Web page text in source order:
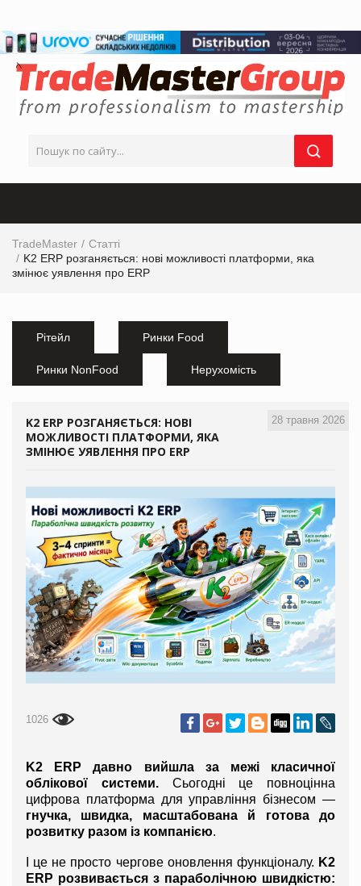
TradeMaster
Статті
K2 ERP розганяється: нові можливості платформи, яка
змінює уявлення про ERP
Рітейл Ринки Food
Ринки NonFood Нерухомість
28 травня 2026
K2 ERP РОЗГАНЯЄТЬСЯ: НОВІ
МОЖЛИВОСТІ ПЛАТФОРМИ, ЯКА
ЗМІНЮЄ УЯВЛЕННЯ ПРО ERP
1026
K2 ERP давно вийшла за межі класичної
облікової системи. Сьогодні це повноцінна
гнучка, швидка, масштабована й готова до
розвитку разом із компанією.
І це не просто чергове оновлення функціоналу. K2
ERP розвивається з параболічною швидкістю: